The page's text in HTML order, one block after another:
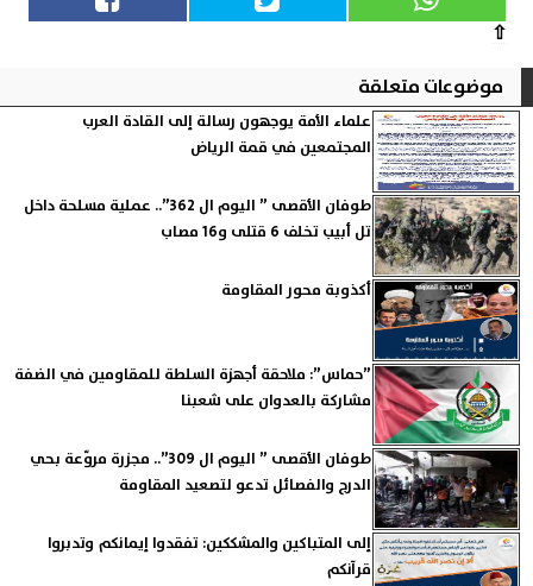
⇧
موضوعات متعلقة
علماء الأمة يوجهون رسالة إلى القادة العرب
المجتمعين في قمة الرياض
طوفان الأقصى ” اليوم ال 362”.. عملية مسلحة داخل
تل أبيب تخلف 6 قتلى و16 مصاب
أكذوبة محور المقاومة
”حماس”: ملاحقة أجهزة السلطة للمقاومين في الضفة
مشاركة بالعدوان على شعبنا
طوفان الأقصى ” اليوم ال 309”.. مجزرة مروّعة بحي
الدرج والفصائل تدعو لتصعيد المقاومة
إلى المتباكين والمشككين: تفقدوا إيمانكم وتدبروا
قرآنكم